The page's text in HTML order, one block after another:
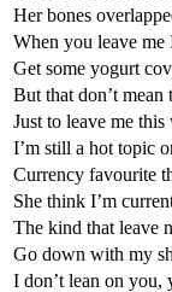
Her bones
When you leave
Get some yogurt
But that don’t mean
Just to leave me this
I’m still a hot topic
Currency favourite
She think I’m
The kind that leave
Go down with my
I don’t lean on you,